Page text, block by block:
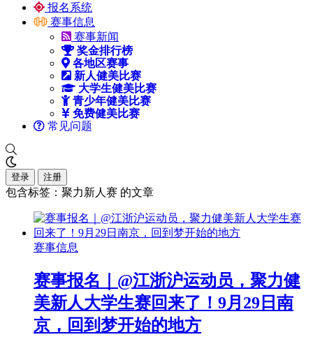
报名系统
赛事信息
赛事新闻
奖金排行榜
各地区赛事
新人健美比赛
大学生健美比赛
青少年健美比赛
免费健美比赛
常见问题
登录 注册
包含标签：聚力新人赛 的文章
赛事信息
赛事报名｜@江浙沪运动员，聚力健
美新人大学生赛回来了！9月29日南
京，回到梦开始的地方